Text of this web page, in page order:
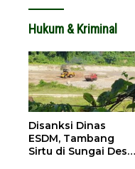
Hukum & Kriminal
Disanksi Dinas
ESDM, Tambang
Sirtu di Sungai Desa